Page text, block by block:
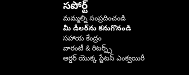
సపోర్ట్
మమ్మల్ని సంప్రదించండి
మీ డీలర్‌ను కనుగొనండి
సహాయ కేంద్రం
వారంటీ & రిటర్న్స్
ఆర్డర్ యొక్క స్టేటస్ ఎంక్వయిరీ